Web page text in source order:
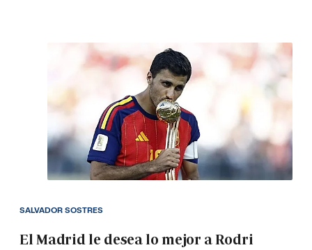
El Madrid le desea lo mejor a Rodri
SALVADOR SOSTRES